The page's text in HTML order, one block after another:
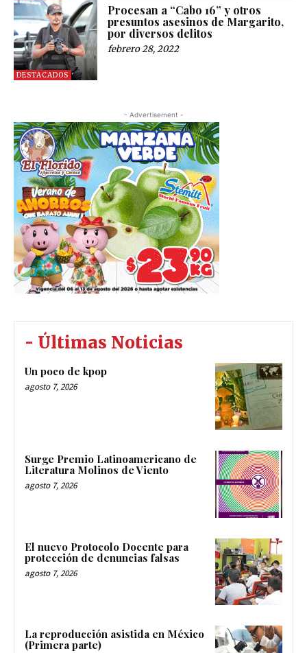
DESTACADOS
Procesan a “Cabo 16” y otros
presuntos asesinos de Margarito,
por diversos delitos
febrero 28, 2022
- Advertisement -
- Últimas Noticias
Un poco de kpop
agosto 7, 2026
Surge Premio Latinoamericano de
Literatura Molinos de Viento
agosto 7, 2026
El nuevo Protocolo Docente para
protección de denuncias falsas
agosto 7, 2026
La reproducción asistida en México
(Primera parte)